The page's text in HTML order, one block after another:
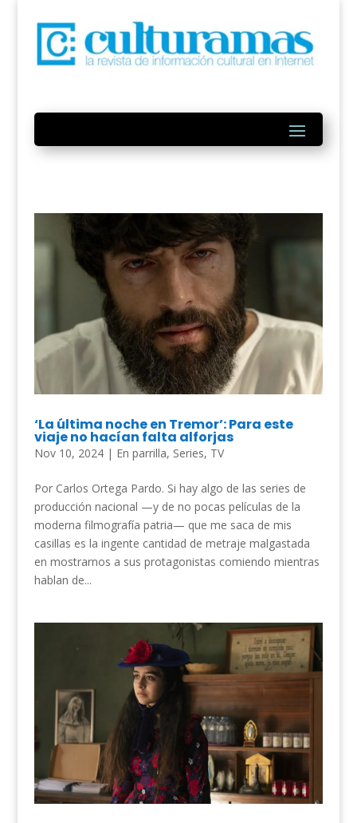
‘La última noche en Tremor’: Para este
viaje no hacían falta alforjas
Nov 10, 2024| En parrilla, Series, TV
Por Carlos Ortega Pardo. Si hay algo de las series de
producción nacional —y de no pocas películas de la
moderna filmografía patria— que me saca de mis
casillas es la ingente cantidad de metraje malgastada
en mostrarnos a sus protagonistas comiendo mientras
hablan de...